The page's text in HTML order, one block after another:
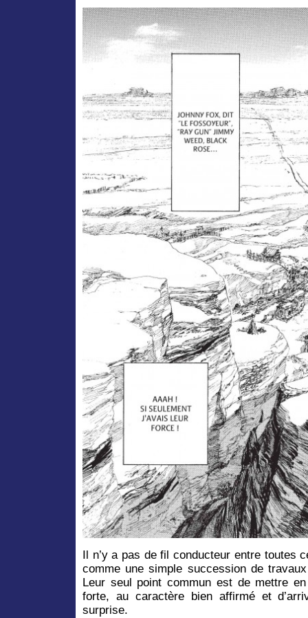
Il n’y a pas de fil conducteur entre toutes
comme une simple succession de
Leur seul point commun est de mettre
forte, au caractère bien affirmé et
surprise.